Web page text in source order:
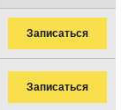
Записаться
Записаться